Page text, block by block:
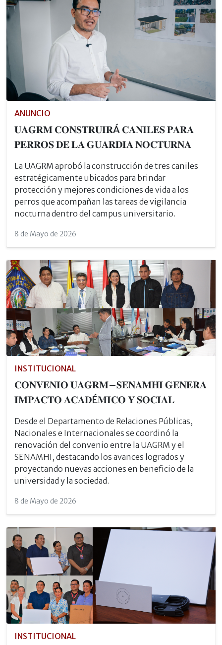
ANUNCIO
𝐔𝐀𝐆𝐑𝐌 𝐂𝐎𝐍𝐒𝐓𝐑𝐔𝐈𝐑Á 𝐂𝐀𝐍𝐈𝐋𝐄𝐒 𝐏𝐀𝐑𝐀
𝐏𝐄𝐑𝐑𝐎𝐒 𝐃𝐄 𝐋𝐀 𝐆𝐔𝐀𝐑𝐃𝐈𝐀 𝐍𝐎𝐂𝐓𝐔𝐑𝐍𝐀
La UAGRM aprobó la construcción de tres caniles
estratégicamente ubicados para brindar
protección y mejores condiciones de vida a los
perros que acompañan las tareas de vigilancia
nocturna dentro del campus universitario.
8 de Mayo de 2026
INSTITUCIONAL
𝐂𝐎𝐍𝐕𝐄𝐍𝐈𝐎 𝐔𝐀𝐆𝐑𝐌–𝐒𝐄𝐍𝐀𝐌𝐇𝐈 𝐆𝐄𝐍𝐄𝐑𝐀
𝐈𝐌𝐏𝐀𝐂𝐓𝐎 𝐀𝐂𝐀𝐃É𝐌𝐈𝐂𝐎 𝐘 𝐒𝐎𝐂𝐈𝐀𝐋
Desde el Departamento de Relaciones Públicas,
Nacionales e Internacionales se coordinó la
renovación del convenio entre la UAGRM y el
SENAMHI, destacando los avances logrados y
proyectando nuevas acciones en beneficio de la
universidad y la sociedad.
8 de Mayo de 2026
INSTITUCIONAL